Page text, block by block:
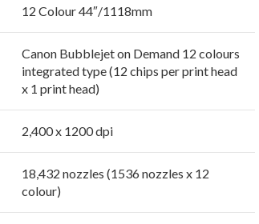
12 Colour 44″/1118mm
Canon Bubblejet on Demand 12 colours
integrated type (12 chips per print head
x 1 print head)
2,400 x 1200 dpi
18,432 nozzles (1536 nozzles x 12
colour)